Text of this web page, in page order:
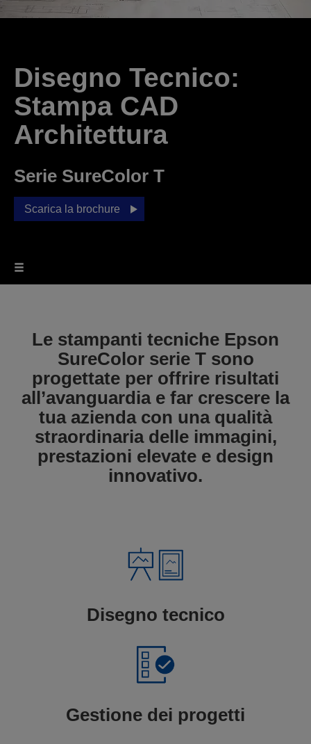
Disegno Tecnico:
Stampa CAD
Architettura
Serie SureColor T
Scarica la brochure
Le stampanti tecniche Epson
SureColor serie T sono
progettate per offrire risultati
all’avanguardia e far crescere la
tua azienda con una qualità
straordinaria delle immagini,
prestazioni elevate e design
innovativo.
Disegno tecnico
Gestione dei progetti